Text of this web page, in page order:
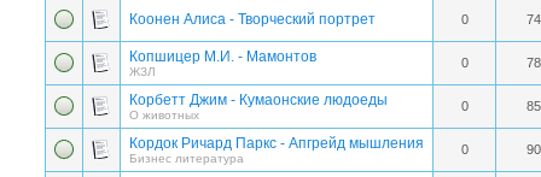
Коонен Алиса - Творческий портрет 0
Копшицер М.И. - Мамонтов
ЖЗЛ
0
Корбетт Джим - Кумаонские людоеды
О животных
0
Кордок Ричард Паркс - Апгрейд мышления
Бизнес литература
0